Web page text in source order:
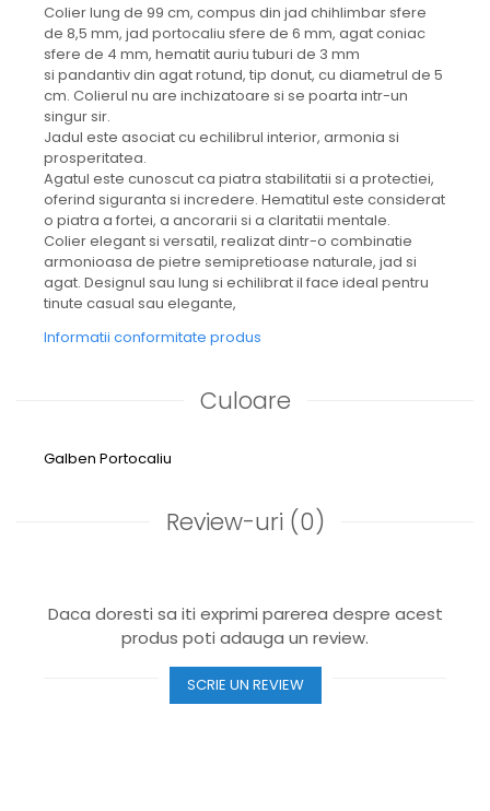
Colier lung de 99 cm, compus din jad chihlimbar sfere
de 8,5 mm, jad portocaliu sfere de 6 mm, agat coniac
sfere de 4 mm, hematit auriu tuburi de 3 mm
si pandantiv din agat rotund, tip donut, cu diametrul de 5
cm. Colierul nu are inchizatoare si se poarta intr-un
singur sir.
Jadul este asociat cu echilibrul interior, armonia si
prosperitatea.
Agatul este cunoscut ca piatra stabilitatii si a protectiei,
oferind siguranta si incredere. Hematitul este considerat
o piatra a fortei, a ancorarii si a claritatii mentale.
Colier elegant si versatil, realizat dintr-o combinatie
armonioasa de pietre semipretioase naturale, jad si
agat. Designul sau lung si echilibrat il face ideal pentru
tinute casual sau elegante,
Informatii conformitate produs
Culoare
Galben Portocaliu
Review-uri (0)
Daca doresti sa iti exprimi parerea despre acest
produs poti adauga un review.
SCRIE UN REVIEW